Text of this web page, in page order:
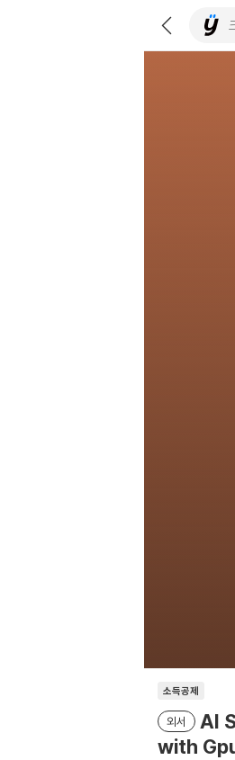
소득공제
외서
AI
with